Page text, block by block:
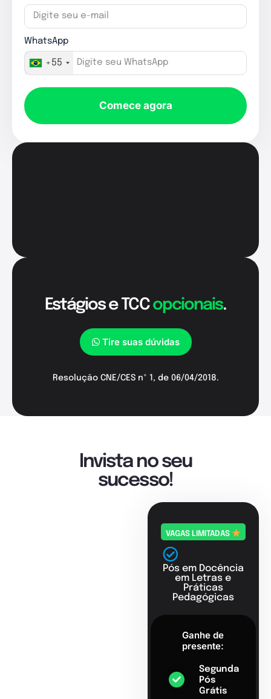
WhatsApp
+55
Comece agora
Estágios e TCCopcionais.
Tire suas dúvidas
Resolução CNE/CES nº 1, de 06/04/2018.
Invista no seu
sucesso!
VAGAS LIMITADAS
Pós em Docência
em Letras e
Práticas
Pedagógicas
Ganhe de
presente:
Segunda
Pós
Grátis